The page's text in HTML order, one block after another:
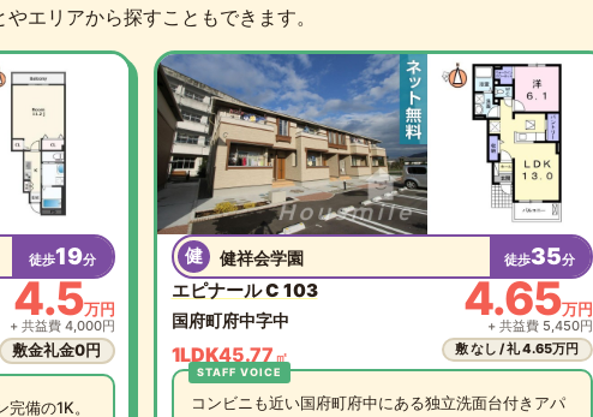
エリアから探すこともできます。
徒歩19分
4.5万円
+ 共益費 4,000円
敷金礼金0円
備の1K。
健 健祥会学園 徒歩35分
エピナール C 103
国府町府中字中
1LDK45.77 ㎡
4.65万円
+ 共益費 5,450円
敷 なし / 礼 4.65万円
コンビニも近い国府町府中にある独立洗面台付きアパ